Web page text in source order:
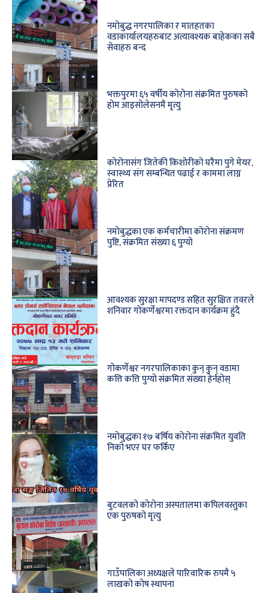
नमोबुद्ध नगरपालिका र मातहतका
वडाकार्यालयहरुबाट अत्यावश्यक बाहेकका सबै
सेवाहरु बन्द
भक्तपुरमा ६५ वर्षीय कोरोना संक्रमित पुरुषको
होम आइसोलेसनमै मृत्यु
कोरोनासंग जितेकी किशोरीको घरैमा पुगे मेयर,
स्वास्थ्य संग सम्बन्धित पढाई र काममा लाग्न
प्रेरित
नमोबुद्धका एक कर्मचारीमा कोरोना संक्रमण
पुष्टि, संक्रमित संख्या ६ पुग्यो
आवश्यक सुरक्षा मापदण्ड सहित सुरक्षित तवरले
शनिवार गोकर्णेश्वरमा रक्तदान कार्यक्रम हुंदै
गोकर्णेश्वर नगरपालिकाका कुन् कुन् वडामा
कत्ति कत्ति पुग्यो संक्रमित संख्या हेर्नहोस्
नमोबुद्धका १७ बर्षिय कोरोना संक्रमित युवति
निको भएर घर फर्किए
बुटवलको कोरोना अस्पतालमा कपिलवस्तुका
एक पुरुषको मृत्यु
गाउँपालिका अध्यक्षले पारिवारिक रुपमै ५
लाखको कोष स्थापना